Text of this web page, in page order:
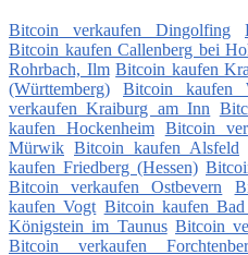
Bitcoin verkaufen Dingolfing
Bitcoin kaufen Callenberg bei
Rohrbach, Ilm Bitcoin kaufen
(Württemberg)
Bitcoin kaufen
verkaufen Kraiburg am Inn
kaufen Hockenheim Bitcoin
Mürwik Bitcoin kaufen Alsfeld
kaufen Friedberg (Hessen)
Bitcoin verkaufen Ostbevern
kaufen Vogt Bitcoin kaufen Bad
Königstein im Taunus Bitcoin
Bitcoin verkaufen